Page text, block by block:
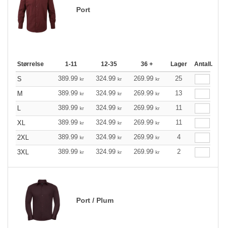
Port
Størrelse 1-11 12-35 36 + Lager Antall.
S 389.99 kr 324.99 kr 269.99 kr
25
M
389.99 kr 324.99 kr 269.99 kr
13
L
389.99 kr 324.99 kr 269.99 kr
11
XL
389.99 kr 324.99 kr 269.99 kr
11
2XL
389.99 kr 324.99 kr 269.99 kr
4
3XL
389.99 kr 324.99 kr 269.99 kr 2
Port / Plum